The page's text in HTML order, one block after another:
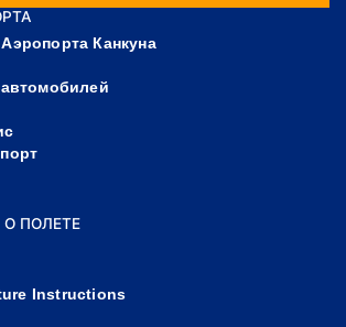
Канкуна
ПОЛЕТЕ
Instructions